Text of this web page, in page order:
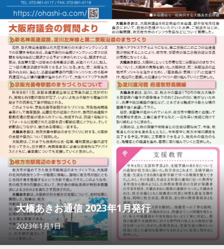
大橋あきお通信 2023年1月発行
2023年1月1日